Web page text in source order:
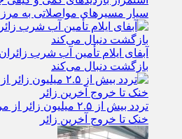
استمرار بازدیدهای کمی و کیفی
سیار مسیرهای مواصلاتی به
آبفای ایلام تأمین آب شرب زائران
بازگشت دنبال می‌کند
تردد بیش از ۲.۵ میلیون
خنک تا خروج آخرین زائر